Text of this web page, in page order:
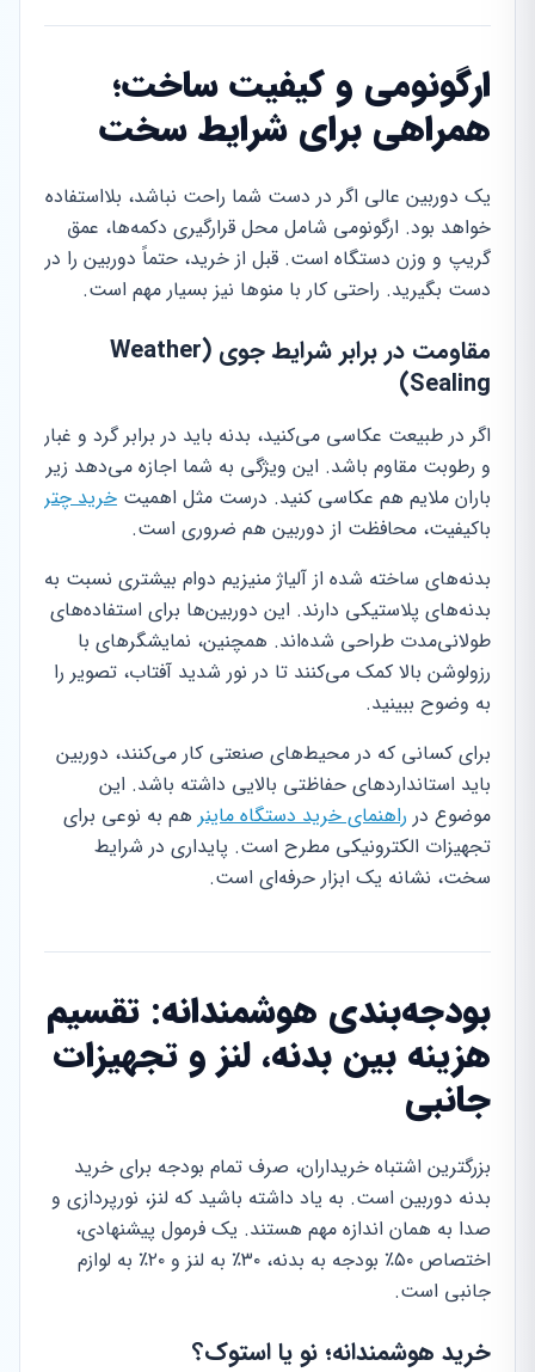
ارگونومی و کیفیت ساخت؛
همراهی برای شرایط سخت
یک دوربین عالی اگر در دست شما راحت نباشد، بلااستفاده
خواهد بود. ارگونومی شامل محل قرارگیری دکمه‌ها، عمق
گریپ و وزن دستگاه است. قبل از خرید، حتماً دوربین را در
دست بگیرید. راحتی کار با منوها نیز بسیار مهم است.
مقاومت در برابر شرایط جوی (Weather
Sealing)
اگر در طبیعت عکاسی می‌کنید، بدنه باید در برابر گرد و غبار
و رطوبت مقاوم باشد. این ویژگی به شما اجازه می‌دهد زیر
باران ملایم هم عکاسی کنید. درست مثل اهمیت خرید چتر
باکیفیت، محافظت از دوربین هم ضروری است.
بدنه‌های ساخته شده از آلیاژ منیزیم دوام بیشتری نسبت به
بدنه‌های پلاستیکی دارند. این دوربین‌ها برای استفاده‌های
طولانی‌مدت طراحی شده‌اند. همچنین، نمایشگرهای با
رزولوشن بالا کمک می‌کنند تا در نور شدید آفتاب، تصویر را
به وضوح ببینید.
برای کسانی که در محیط‌های صنعتی کار می‌کنند، دوربین
باید استانداردهای حفاظتی بالایی داشته باشد. این
موضوع در راهنمای خرید دستگاه ماینر هم به نوعی برای
تجهیزات الکترونیکی مطرح است. پایداری در شرایط
سخت، نشانه یک ابزار حرفه‌ای است.
بودجه‌بندی هوشمندانه: تقسیم
هزینه بین بدنه، لنز و تجهیزات
جانبی
بزرگترین اشتباه خریداران، صرف تمام بودجه برای خرید
بدنه دوربین است. به یاد داشته باشید که لنز، نورپردازی و
صدا به همان اندازه مهم هستند. یک فرمول پیشنهادی،
اختصاص ۵۰٪ بودجه به بدنه، ۳۰٪ به لنز و ۲۰٪ به لوازم
جانبی است.
خرید هوشمندانه؛ نو یا استوک؟